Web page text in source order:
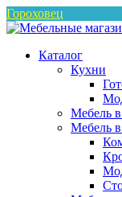
Гороховец
Каталог
Кухни
Мебель
Мебель